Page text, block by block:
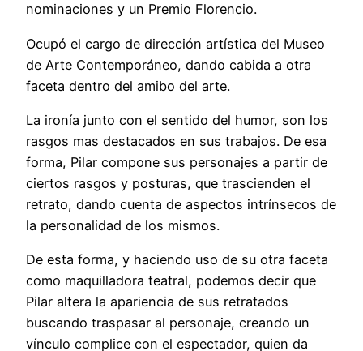
nominaciones y un Premio Florencio.
Ocupó el cargo de dirección artística del Museo
de Arte Contemporáneo, dando cabida a otra
faceta dentro del amibo del arte.
La ironía junto con el sentido del humor, son los
rasgos mas destacados en sus trabajos. De esa
forma, Pilar compone sus personajes a partir de
ciertos rasgos y posturas, que trascienden el
retrato, dando cuenta de aspectos intrínsecos de
la personalidad de los mismos.
De esta forma, y haciendo uso de su otra faceta
como maquilladora teatral, podemos decir que
Pilar altera la apariencia de sus retratados
buscando traspasar al personaje, creando un
vínculo complice con el espectador, quien da